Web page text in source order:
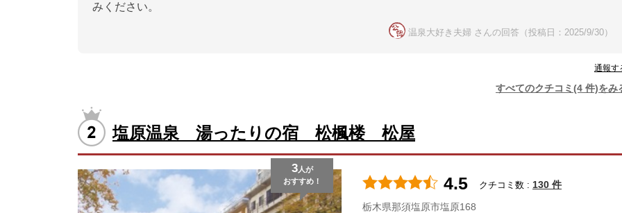
みください。
温泉大好き夫婦 さんの回答（投稿日：2025/9/30）
通報す
すべてのクチコミ(4 件)をみ
塩原温泉 湯ったりの宿 松楓楼 松屋
3人が
おすすめ！
4.5 クチコミ数 : 130 件
栃木県那須塩原市塩原168